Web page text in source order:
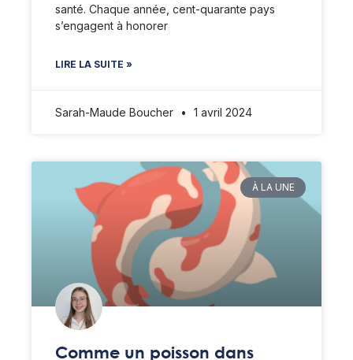
santé. Chaque année, cent-quarante pays
s’engagent à honorer
LIRE LA SUITE »
Sarah-Maude Boucher 1 avril 2024
À LA UNE
Comme un poisson dans